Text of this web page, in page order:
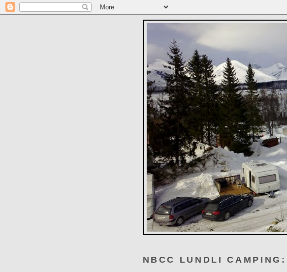
NBCC LUNDLI CAMPING: